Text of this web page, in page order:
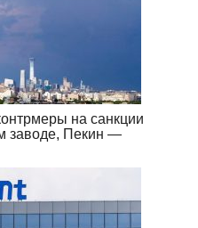
на санкции
заводе, Пекин —